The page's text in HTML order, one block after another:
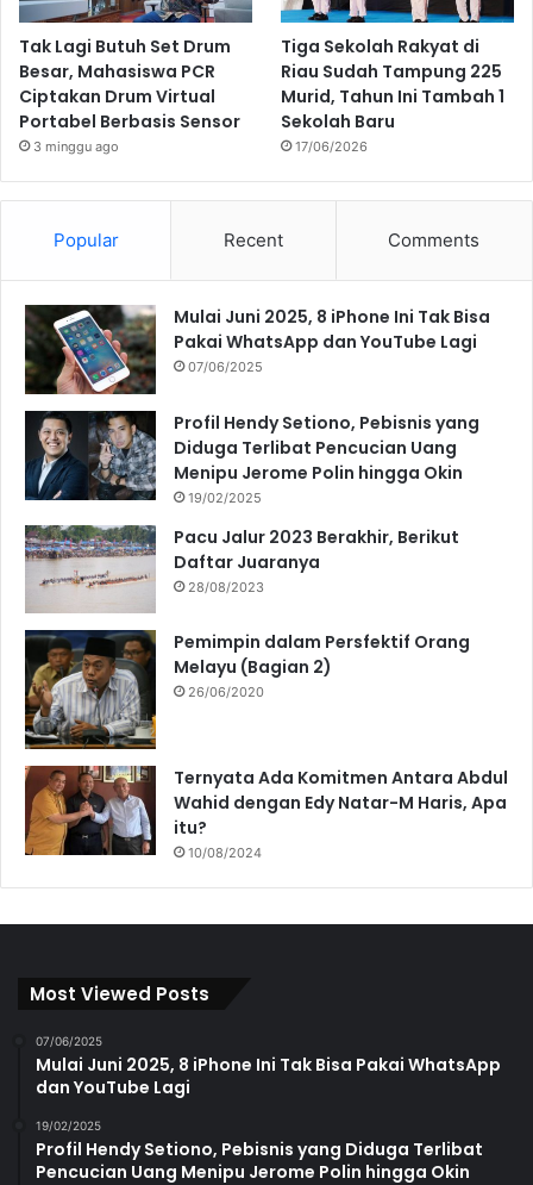
Tak Lagi Butuh Set Drum
Besar, Mahasiswa PCR
Ciptakan Drum Virtual
Portabel Berbasis Sensor
3 minggu ago
Tiga Sekolah Rakyat di
Riau Sudah Tampung 225
Murid, Tahun Ini Tambah 1
Sekolah Baru
17/06/2026
Popular Recent Comments
Mulai Juni 2025, 8 iPhone Ini Tak Bisa
Pakai WhatsApp dan YouTube Lagi
07/06/2025
Profil Hendy Setiono, Pebisnis yang
Diduga Terlibat Pencucian Uang
Menipu Jerome Polin hingga Okin
19/02/2025
Pacu Jalur 2023 Berakhir, Berikut
Daftar Juaranya
28/08/2023
Pemimpin dalam Persfektif Orang
Melayu (Bagian 2)
26/06/2020
Ternyata Ada Komitmen Antara Abdul
Wahid dengan Edy Natar-M Haris, Apa
itu?
10/08/2024
Most Viewed Posts
07/06/2025
Mulai Juni 2025, 8 iPhone Ini Tak Bisa Pakai WhatsApp
dan YouTube Lagi
19/02/2025
Profil Hendy Setiono, Pebisnis yang Diduga Terlibat
Pencucian Uang Menipu Jerome Polin hingga Okin